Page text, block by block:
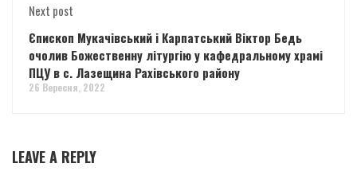
Next post
Єпископ Мукачівський і Карпатський Віктор Бедь
очолив Божественну літургію у кафедральному храмі
ПЦУ в с. Лазещина Рахівського району
26 Вересня, 2022
LEAVE A REPLY